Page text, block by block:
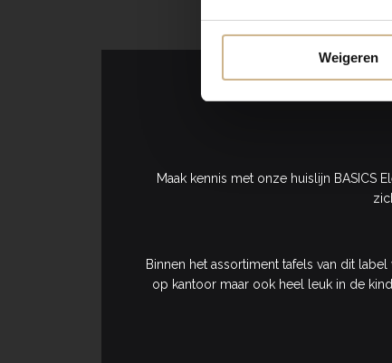
Weigeren
Maak kennis met onze huislijn BASICS
Binnen het assortiment tafels van dit
op kantoor maar ook heel leuk in de